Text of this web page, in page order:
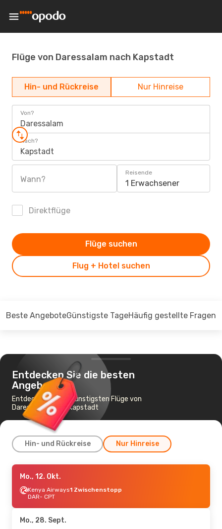
Flüge von Daressalam nach Kapstadt
Hin- und Rückreise Nur Hinreise
Von?
Daressalam
Nach?
Kapstadt
Wann?
Reisende
1 Erwachsener
Direktflüge
Flug + Hotel suchen
Flüge suchen
Beste AngeboteGünstigste TageHäufig gestellte Fragen
Entdecken Sie die besten
Angebote
Entdecken Sie die günstigsten Flüge von
Daressalam nach Kapstadt
Hin- und Rückreise Nur Hinreise
Mi., 26. Aug.
Kenya Airways
1 Zwischenstopp
Kenya Airways
1 Zwischenstopp
CPT- DAR
Mo., 12. Okt.
Kenya Airways1 Zwischenstopp
DAR- CPT
Mo., 28. Sept.